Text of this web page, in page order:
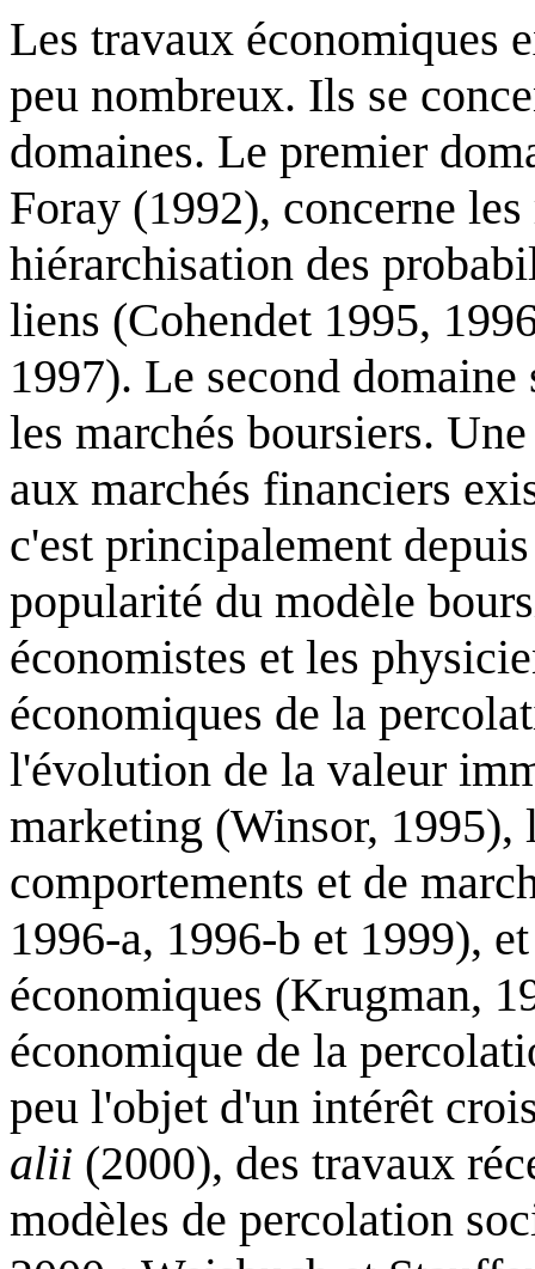
Les travaux économiques
peu nombreux. Ils se
domaines. Le premier
Foray (1992), concerne
hiérarchisation des
liens (Cohendet 1995,
1997). Le second
les marchés boursiers.
aux marchés financiers
c'est principalement
popularité du modèle
économistes et les
économiques de la
l'évolution de la valeur
marketing (Winsor, 1995),
comportements et de
1996-a, 1996-b et 1999),
économiques (Krugman,
économique de la
peu l'objet d'un intérêt
alii (2000), des travaux
modèles de percolation